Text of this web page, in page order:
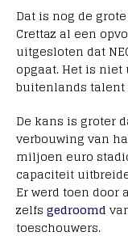
Dat is nog de
Crettaz al een
uitgesloten dat
opgaat. Het is niet
buitenlands
De kans is groter
verbouwing van
miljoen euro
capaciteit
Er werd toen door
zelfs gedroomd
toeschouwers.